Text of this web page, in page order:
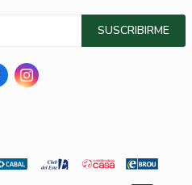
SUSCRIBIRME
